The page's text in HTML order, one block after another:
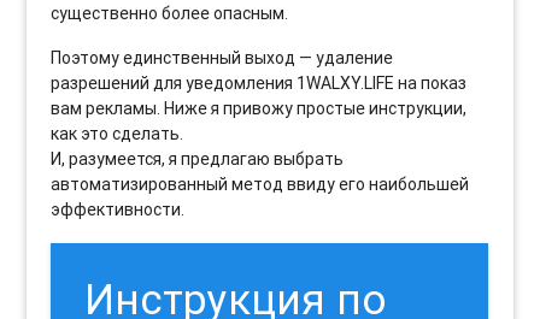
существенно более опасным.
Поэтому единственный выход — удаление
разрешений для уведомления 1WALXY.LIFE на показ
вам рекламы. Ниже я привожу простые инструкции,
как это сделать.
И, разумеется, я предлагаю выбрать
автоматизированный метод ввиду его наибольшей
эффективности.
Инструкция по